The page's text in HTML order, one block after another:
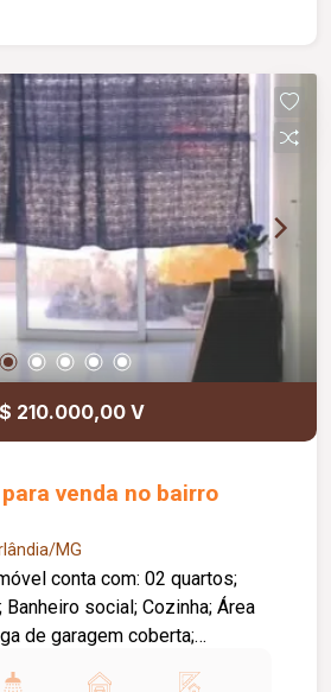
210.000,00 V
venda no bairro
MG
Banheiro social; Cozinha; Área
de garagem coberta;